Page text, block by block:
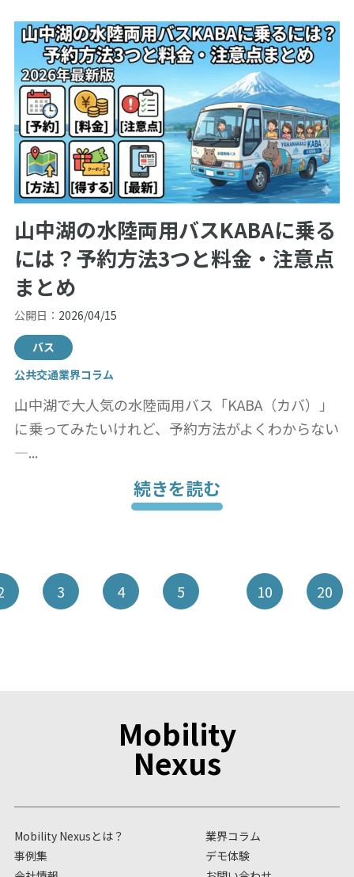
山中湖の水陸両用バスKABAに乗る
には？予約方法3つと料金・注意点
まとめ
公開日： 2026/04/15
バス
公共交通業界コラム
山中湖で大人気の水陸両用バス「KABA（カバ）」
に乗ってみたいけれど、予約方法がよくわからない
—...
続きを読む
3 4 5 10 20
Mobility
Nexus
Mobility Nexusとは？
業界コラム
事例集
デモ体験